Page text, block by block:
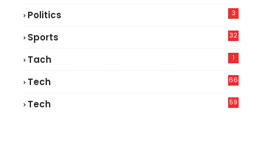
Politics 3
Sports 32
Tach 1
Tech
66
Tech
59